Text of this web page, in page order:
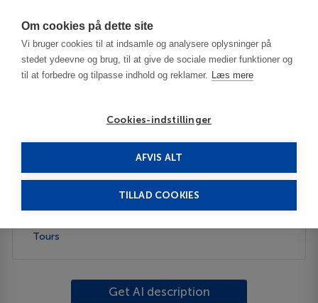
Om cookies på dette site
Vi bruger cookies til at indsamle og analysere oplysninger på
stedet ydeevne og brug, til at give de sociale medier funktioner og
til at forbedre og tilpasse indhold og reklamer. Læs mere
Cookies-indstillinger
AFVIS ALT
TILLAD COOKIES
Ferme-Neuve
Description
Tours
Get AI description